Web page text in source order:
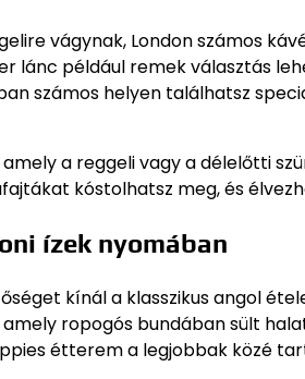
vágynak, London számos
lánc például remek választás
számos helyen találhatsz
a reggeli vagy a délelőtti
kóstolhatsz meg, és
ízek nyomában
kínál a klasszikus angol
ropogós bundában sült
étterem a legjobbak közé